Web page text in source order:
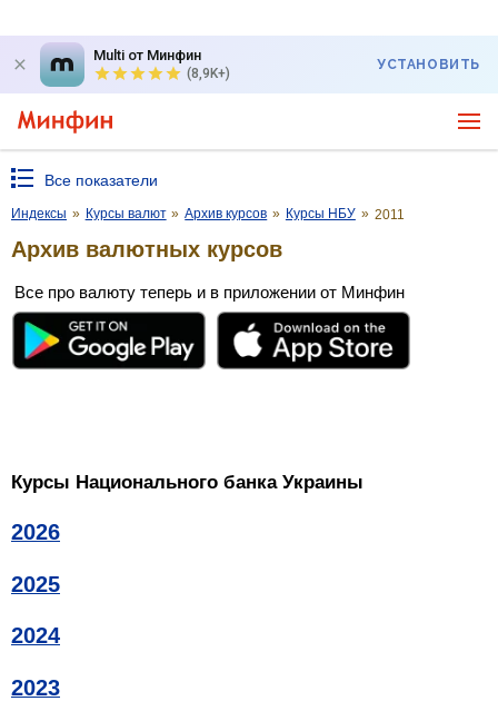
Multi от Минфин
(8,9K+)
УСТАНОВИТЬ
Все показатели
Индексы » Курсы валют » Архив курсов » Курсы НБУ » 2011
Архив валютных курсов
Все про валюту теперь и в приложении от Минфин
Курсы Национального банка Украины
2026
2025
2024
2023